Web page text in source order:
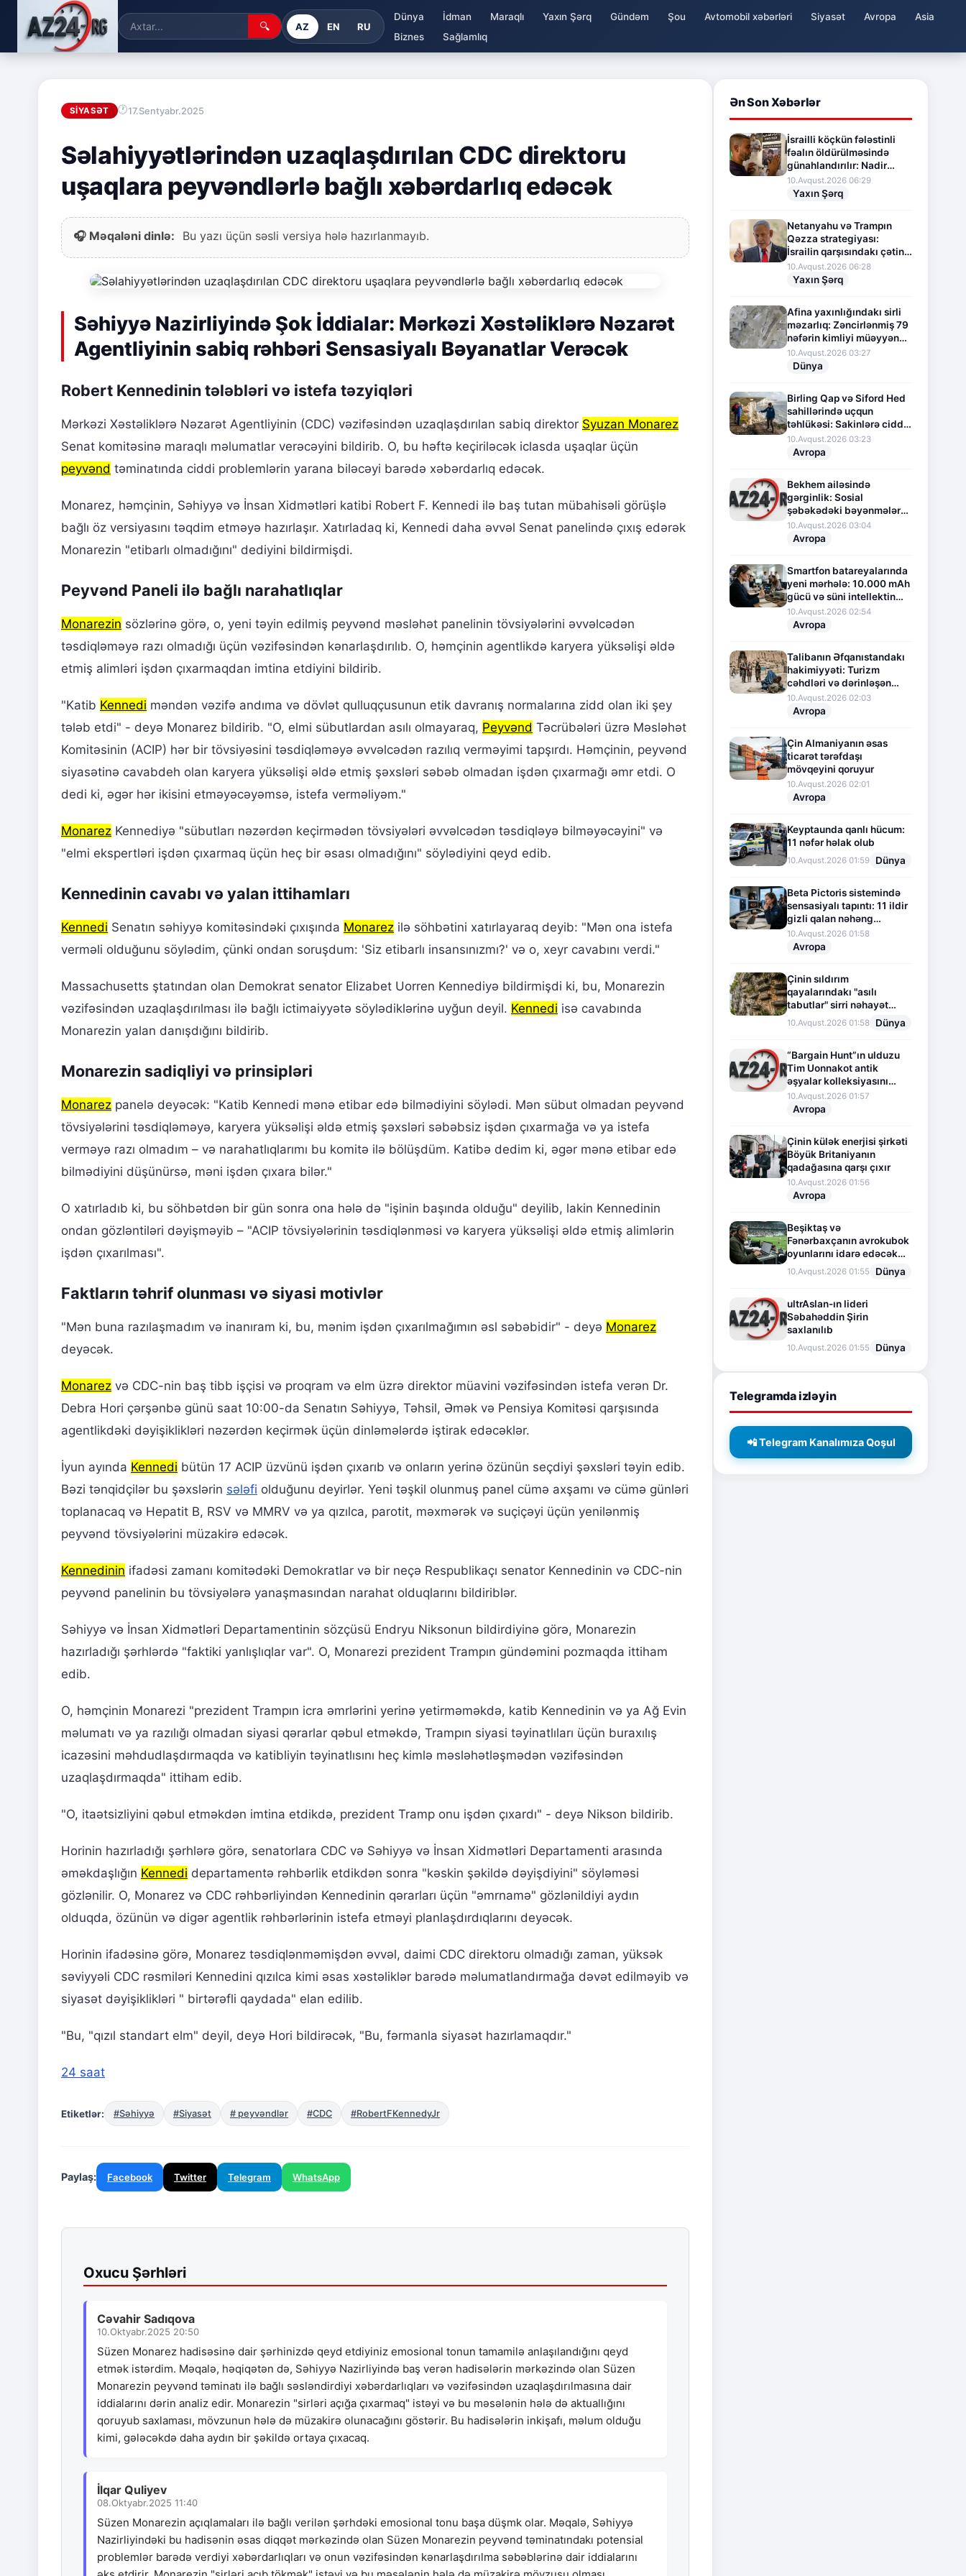
🔍 AZ EN RU
Dünya İdman Maraqlı Yaxın Şərq Gündəm Şou Avtomobil xəbərləri Siyasət Avropa
Asia
Biznes
Sağlamlıq
SIYASƏT 17.Sentyabr.2025
Səlahiyyətlərindən uzaqlaşdırılan CDC direktoru
uşaqlara peyvəndlərlə bağlı xəbərdarlıq edəcək
🎧 Məqaləni dinlə: Bu yazı üçün səsli versiya hələ hazırlanmayıb.
Səhiyyə Nazirliyində Şok İddialar: Mərkəzi Xəstəliklərə Nəzarət
Agentliyinin sabiq rəhbəri Sensasiyalı Bəyanatlar Verəcək
Robert Kennedinin tələbləri və istefa təzyiqləri
Mərkəzi Xəstəliklərə Nəzarət Agentliyinin (CDC) vəzifəsindən uzaqlaşdırılan sabiq direktor Syuzan Monarez
Senat komitəsinə maraqlı məlumatlar verəcəyini bildirib. O, bu həftə keçiriləcək iclasda uşaqlar üçün
peyvənd təminatında ciddi problemlərin yarana biləcəyi barədə xəbərdarlıq edəcək.
Monarez, həmçinin, Səhiyyə və İnsan Xidmətləri katibi Robert F. Kennedi ilə baş tutan mübahisəli görüşlə
bağlı öz versiyasını təqdim etməyə hazırlaşır. Xatırladaq ki, Kennedi daha əvvəl Senat panelində çıxış edərək
Monarezin "etibarlı olmadığını" dediyini bildirmişdi.
Peyvənd Paneli ilə bağlı narahatlıqlar
Monarezin sözlərinə görə, o, yeni təyin edilmiş peyvənd məsləhət panelinin tövsiyələrini əvvəlcədən
təsdiqləməyə razı olmadığı üçün vəzifəsindən kənarlaşdırılıb. O, həmçinin agentlikdə karyera yüksəlişi əldə
etmiş alimləri işdən çıxarmaqdan imtina etdiyini bildirib.
"Katib Kennedi məndən vəzifə andıma və dövlət qulluqçusunun etik davranış normalarına zidd olan iki şey
tələb etdi" - deyə Monarez bildirib. "O, elmi sübutlardan asılı olmayaraq, Peyvənd Təcrübələri üzrə Məsləhət
Komitəsinin (ACIP) hər bir tövsiyəsini təsdiqləməyə əvvəlcədən razılıq verməyimi tapşırdı. Həmçinin, peyvənd
siyasətinə cavabdeh olan karyera yüksəlişi əldə etmiş şəxsləri səbəb olmadan işdən çıxarmağı əmr etdi. O
dedi ki, əgər hər ikisini etməyəcəyəmsə, istefa verməliyəm."
Monarez Kennediyə "sübutları nəzərdən keçirmədən tövsiyələri əvvəlcədən təsdiqləyə bilməyəcəyini" və
"elmi ekspertləri işdən çıxarmaq üçün heç bir əsası olmadığını" söylədiyini qeyd edib.
Kennedinin cavabı və yalan ittihamları
Kennedi Senatın səhiyyə komitəsindəki çıxışında Monarez ilə söhbətini xatırlayaraq deyib: "Mən ona istefa
verməli olduğunu söylədim, çünki ondan soruşdum: 'Siz etibarlı insansınızmı?' və o, xeyr cavabını verdi."
Massachusetts ştatından olan Demokrat senator Elizabet Uorren Kennediyə bildirmişdi ki, bu, Monarezin
vəzifəsindən uzaqlaşdırılması ilə bağlı ictimaiyyətə söylədiklərinə uyğun deyil. Kennedi isə cavabında
Monarezin yalan danışdığını bildirib.
Monarezin sadiqliyi və prinsipləri
Monarez panelə deyəcək: "Katib Kennedi mənə etibar edə bilmədiyini söylədi. Mən sübut olmadan peyvənd
tövsiyələrini təsdiqləməyə, karyera yüksəlişi əldə etmiş şəxsləri səbəbsiz işdən çıxarmağa və ya istefa
verməyə razı olmadım – və narahatlıqlarımı bu komitə ilə bölüşdüm. Katibə dedim ki, əgər mənə etibar edə
bilmədiyini düşünürsə, məni işdən çıxara bilər."
O xatırladıb ki, bu söhbətdən bir gün sonra ona hələ də "işinin başında olduğu" deyilib, lakin Kennedinin
ondan gözləntiləri dəyişməyib – "ACIP tövsiyələrinin təsdiqlənməsi və karyera yüksəlişi əldə etmiş alimlərin
işdən çıxarılması".
Faktların təhrif olunması və siyasi motivlər
"Mən buna razılaşmadım və inanıram ki, bu, mənim işdən çıxarılmağımın əsl səbəbidir" - deyə Monarez
deyəcək.
Monarez və CDC-nin baş tibb işçisi və proqram və elm üzrə direktor müavini vəzifəsindən istefa verən Dr.
Debra Hori çərşənbə günü saat 10:00-da Senatın Səhiyyə, Təhsil, Əmək və Pensiya Komitəsi qarşısında
agentlikdəki dəyişiklikləri nəzərdən keçirmək üçün dinləmələrdə iştirak edəcəklər.
İyun ayında Kennedi bütün 17 ACIP üzvünü işdən çıxarıb və onların yerinə özünün seçdiyi şəxsləri təyin edib.
Bəzi tənqidçilər bu şəxslərin sələfi olduğunu deyirlər. Yeni təşkil olunmuş panel cümə axşamı və cümə günləri
toplanacaq və Hepatit B, RSV və MMRV və ya qızılca, parotit, məxmərək və suçiçəyi üçün yenilənmiş
peyvənd tövsiyələrini müzakirə edəcək.
Kennedinin ifadəsi zamanı komitədəki Demokratlar və bir neçə Respublikaçı senator Kennedinin və CDC-nin
peyvənd panelinin bu tövsiyələrə yanaşmasından narahat olduqlarını bildiriblər.
Səhiyyə və İnsan Xidmətləri Departamentinin sözçüsü Endryu Niksonun bildirdiyinə görə, Monarezin
hazırladığı şərhlərdə "faktiki yanlışlıqlar var". O, Monarezi prezident Trampın gündəmini pozmaqda ittiham
edib.
O, həmçinin Monarezi "prezident Trampın icra əmrlərini yerinə yetirməməkdə, katib Kennedinin və ya Ağ Evin
məlumatı və ya razılığı olmadan siyasi qərarlar qəbul etməkdə, Trampın siyasi təyinatlıları üçün buraxılış
icazəsini məhdudlaşdırmaqda və katibliyin təyinatlısını heç kimlə məsləhətləşmədən vəzifəsindən
uzaqlaşdırmaqda" ittiham edib.
"O, itaətsizliyini qəbul etməkdən imtina etdikdə, prezident Tramp onu işdən çıxardı" - deyə Nikson bildirib.
Horinin hazırladığı şərhlərə görə, senatorlara CDC və Səhiyyə və İnsan Xidmətləri Departamenti arasında
əməkdaşlığın Kennedi departamentə rəhbərlik etdikdən sonra "kəskin şəkildə dəyişdiyini" söyləməsi
gözlənilir. O, Monarez və CDC rəhbərliyindən Kennedinin qərarları üçün "əmrnamə" gözlənildiyi aydın
olduqda, özünün və digər agentlik rəhbərlərinin istefa etməyi planlaşdırdıqlarını deyəcək.
Horinin ifadəsinə görə, Monarez təsdiqlənməmişdən əvvəl, daimi CDC direktoru olmadığı zaman, yüksək
səviyyəli CDC rəsmiləri Kennedini qızılca kimi əsas xəstəliklər barədə məlumatlandırmağa dəvət edilməyib və
siyasət dəyişiklikləri " birtərəfli qaydada" elan edilib.
"Bu, "qızıl standart elm" deyil, deyə Hori bildirəcək, "Bu, fərmanla siyasət hazırlamaqdır."
24 saat
Etiketlər: #Səhiyyə #Siyasət # peyvəndlər #CDC #RobertFKennedyJr
Paylaş: Facebook Twitter Telegram WhatsApp
Oxucu Şərhləri
Cəvahir Sadıqova
10.Oktyabr.2025 20:50
Süzen Monarez hadisəsinə dair şərhinizdə qeyd etdiyiniz emosional tonun tamamilə anlaşılandığını qeyd
etmək istərdim. Məqalə, həqiqətən də, Səhiyyə Nazirliyində baş verən hadisələrin mərkəzində olan Süzen
Monarezin peyvənd təminatı ilə bağlı səsləndirdiyi xəbərdarlıqları və vəzifəsindən uzaqlaşdırılmasına dair
iddialarını dərin analiz edir. Monarezin "sirləri açığa çıxarmaq" istəyi və bu məsələnin hələ də aktuallığını
qoruyub saxlaması, mövzunun hələ də müzakirə olunacağını göstərir. Bu hadisələrin inkişafı, məlum olduğu
kimi, gələcəkdə daha aydın bir şəkildə ortaya çıxacaq.
İlqar Quliyev
08.Oktyabr.2025 11:40
Süzen Monarezin açıqlamaları ilə bağlı verilən şərhdəki emosional tonu başa düşmk olar. Məqalə, Səhiyyə
Nazirliyindəki bu hadisənin əsas diqqət mərkəzində olan Süzen Monarezin peyvənd təminatındakı potensial
problemlər barədə verdiyi xəbərdarlıqları və onun vəzifəsindən kənarlaşdırılma səbəblərinə dair iddialarını
Ən Son Xəbərlər
İsrailli köçkün fələstinli
fəalın öldürülməsində
günahlandırılır: Nadir
məhkəmə presedenti
10.Avqust.2026 06:29
Yaxın Şərq
Netanyahu və Trampın
Qəzza strategiyası:
İsrailin qarşısındakı çətin
seçim
10.Avqust.2026 06:28
Yaxın Şərq
Afina yaxınlığındakı sirli
məzarlıq: Zəncirlənmiş 79
nəfərin kimliyi müəyyən
edilib
10.Avqust.2026 03:27
Dünya
Birling Qap və Siford Hed
sahillərində uçqun
təhlükəsi: Sakinlərə ciddi
xəbərdarlıq edildi
10.Avqust.2026 03:23
Avropa
Bekhem ailəsində
gərginlik: Sosial
şəbəkədəki bəyənmələr
böyük qalmaqal yaratdı
10.Avqust.2026 03:04
Avropa
Smartfon batareyalarında
yeni mərhələ: 10.000 mAh
gücü və süni intellektin
yaratdığı yeniliklər
10.Avqust.2026 02:54
Avropa
Talibanın Əfqanıstandakı
hakimiyyəti: Turizm
cəhdləri və dərinləşən
humanitar böhran
10.Avqust.2026 02:03
Avropa
Çin Almaniyanın əsas
ticarət tərəfdaşı
mövqeyini qoruyur
10.Avqust.2026 02:01
Avropa
Keyptaunda qanlı hücum:
11 nəfər həlak olub
10.Avqust.2026 01:59 Dünya
Beta Pictoris sistemində
sensasiyalı tapıntı: 11 ildir
gizli qalan nəhəng
ekzoplanet aşkar edildi
10.Avqust.2026 01:58
Avropa
Çinin sıldırım
qayalarındakı "asılı
tabutlar" sirri nəhayət
açıldı
10.Avqust.2026 01:58 Dünya
“Bargain Hunt”ın ulduzu
Tim Uonnakot antik
əşyalar kolleksiyasını
hərraca çıxarır
10.Avqust.2026 01:57
Avropa
Çinin külək enerjisi şirkəti
Böyük Britaniyanın
qadağasına qarşı çıxır
10.Avqust.2026 01:56
Avropa
Beşiktaş və
Fənərbaxçanın avrokubok
oyunlarını idarə edəcək
hakimlər müəyyənləşib
10.Avqust.2026 01:55 Dünya
ultrAslan-ın lideri
Səbahəddin Şirin
saxlanılıb
10.Avqust.2026 01:55 Dünya
Telegramda izləyin
📲 Telegram Kanalımıza Qoşul